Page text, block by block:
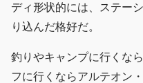
ディ形状的には、ステー
り込んだ格好だ。
釣りやキャンプに行くな
フに行くならアルテオン